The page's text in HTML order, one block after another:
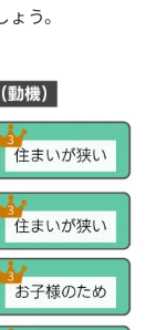
う。